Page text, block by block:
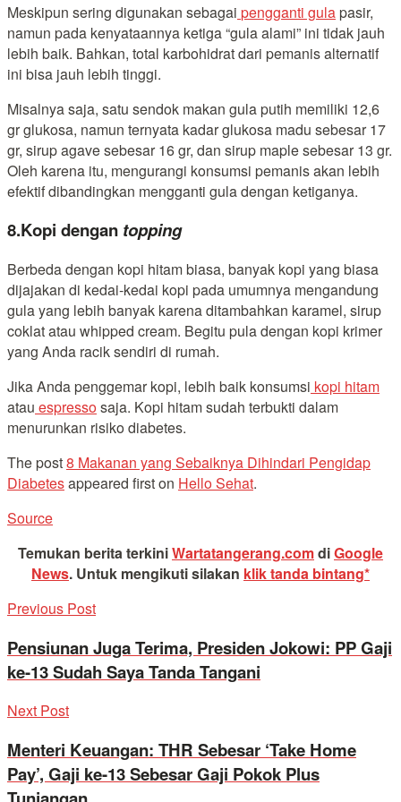
Meskipun sering digunakan sebagai pengganti gulapasir,
namun pada kenyataannya ketiga “gula alami” ini tidak jauh
lebih baik. Bahkan, total karbohidrat dari pemanis alternatif
ini bisa jauh lebih tinggi.
Misalnya saja, satu sendok makan gula putih memiliki 12,6
gr glukosa, namun ternyata kadar glukosa madu sebesar 17
gr, sirup agave sebesar 16 gr, dan sirup maple sebesar 13 gr.
Oleh karena itu, mengurangi konsumsi pemanis akan lebih
efektif dibandingkan mengganti gula dengan ketiganya.
8.Kopi dengan topping
Berbeda dengan kopi hitam biasa, banyak kopi yang biasa
dijajakan di kedai-kedai kopi pada umumnya mengandung
gula yang lebih banyak karena ditambahkan karamel, sirup
coklat atau whipped cream. Begitu pula dengan kopi krimer
yang Anda racik sendiri di rumah.
Jika Anda penggemar kopi, lebih baik konsumsi kopi hitam
atau espressosaja. Kopi hitam sudah terbukti dalam
menurunkan risiko diabetes.
The post8 Makanan yang Sebaiknya Dihindari Pengidap
Diabetesappeared first on Hello Sehat.
Source
Temukan berita terkiniWartatangerang.comdiGoogle
News. Untuk mengikuti silakan klik tanda bintang*
Previous Post
Pensiunan Juga Terima, Presiden Jokowi: PP Gaji
ke-13 Sudah Saya Tanda Tangani
Next Post
Menteri Keuangan: THR Sebesar ‘Take Home
Pay’, Gaji ke-13 Sebesar Gaji Pokok Plus